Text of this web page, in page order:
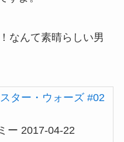
なんて素晴らしい男
ター・ウォーズ #02
ー 2017-04-22